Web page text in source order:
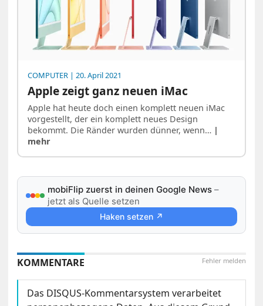
COMPUTER | 20. April 2021
Apple zeigt ganz neuen iMac
Apple hat heute doch einen komplett neuen iMac
vorgestellt, der ein komplett neues Design
bekommt. Die Ränder wurden dünner, wenn… |
mehr
mobiFlip zuerst in deinen Google News –
jetzt als Quelle setzen
Haken setzen ↗
Fehler melden
KOMMENTARE
Das DISQUS-Kommentarsystem verarbeitet